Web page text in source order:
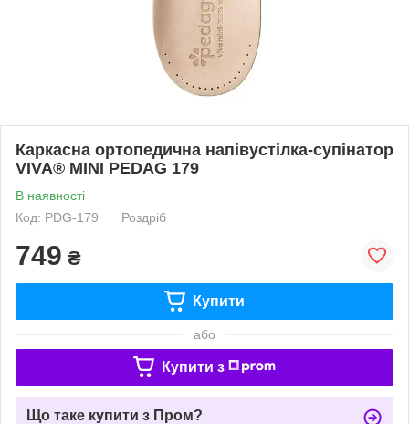
Каркасна ортопедична напівустілка-супінатор
VIVA® MINI PEDAG 179
В наявності
Код: PDG-179
Роздріб
749 ₴
Купити
або
Купити з
Що таке купити з Пром?